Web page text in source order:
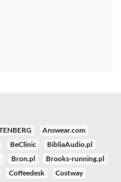
Answear.com
BeClinic
BibliaAudio.pl
Bron.pl
Brooks-running.pl
Coffeedesk
Costway